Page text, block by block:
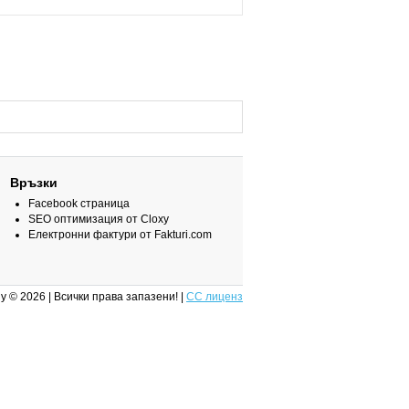
Връзки
Facebook страница
SEO оптимизация от Cloxy
Електронни фактури от Fakturi.com
© 2026 | Всички права запазени! | CC лиценз